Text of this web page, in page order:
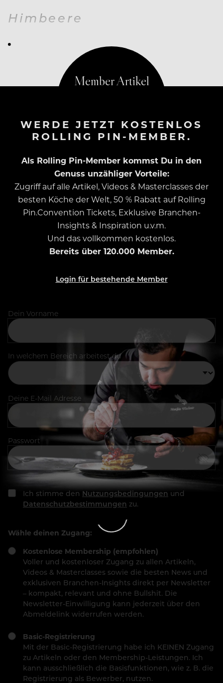
Himbeere
WERDE JETZT KOSTENLOS
ROLLING PIN-MEMBER.
Als Rolling Pin-Member kommst Du in den
Genuss unzähliger Vorteile:
Zugriff auf alle Artikel, Videos & Masterclasses der
besten Köche der Welt, 50 % Rabatt auf Rolling
Pin.Convention Tickets, Exklusive Branchen-
Insights & Inspiration u.v.m.
Und das vollkommen kostenlos.
Bereits über 120.000 Member.
Login für bestehende Member
Dein Vorname
In welchem Bereich arbeitest du
Deine E-Mail Adresse
Passwort
Ich stimme den Nutzungsbedingungen und
Datenschutzbestimmungen zu.
Wähle deinen Zugang:
Kostenlose Membership (empfohlen)
Voller und kostenloser Zugang zu allen Artikeln,
Videos & Masterclasses sowie die besten News und
exklusiven Branchen-Insights direkt per Newsletter
– kompakt, relevant und ohne Bullshit. Die
Newsletter-Einwilligung kann jederzeit über den
Abmeldelink widerrufen werden.
Basic-Registrierung
Mit der Basic-Registrierung habe ich KEINEN Zugang
zu Artikeln oder den Membership-Leistungen. Ich
kann ausschließlich die Basisfunktionen, wie z. B. die
Registrierung als Bewerber, nutzen.